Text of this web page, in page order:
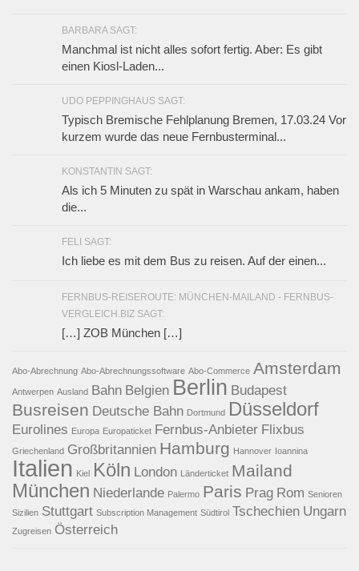
BARBARA SAGT:
Manchmal ist nicht alles sofort fertig. Aber: Es gibt
einen Kiosl-Laden...
UDO PEPPINGHAUS SAGT:
Typisch Bremische Fehlplanung Bremen, 17.03.24 Vor
kurzem wurde das neue Fernbusterminal...
KONSTANTIN SAGT:
Als ich 5 Minuten zu spät in Warschau ankam, haben
die...
FELI SAGT:
Ich liebe es mit dem Bus zu reisen. Auf der einen...
FERNBUS-REISEROUTE: MÜNCHEN-MAILAND - FERNBUS-
VERGLEICH.BIZ SAGT:
[…] ZOB München […]
Abo-Abrechnung Abo-Abrechnungssoftware Abo-Commerce Amsterdam
Antwerpen Ausland Bahn Belgien Berlin Budapest
Busreisen Deutsche Bahn Dortmund Düsseldorf
Eurolines Europa Europaticket Fernbus-Anbieter Flixbus
Griechenland Großbritannien Hamburg Hannover Ioannina
Italien Kiel Köln London Länderticket Mailand
München Niederlande Palermo Paris Prag Rom Senioren
Sizilien Stuttgart Subscription Management Südtirol Tschechien Ungarn
Zugreisen Österreich